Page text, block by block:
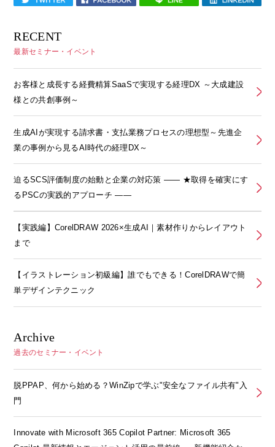
RECENT
最新セミナー・イベント
お客様と成長する経費精算SaaSで実現する経理DX ～大成建設
様との共創事例～
生成AIが実現する請求書・支払業務プロセスの理想型～先進企
業の事例から見るAI時代の経理DX～
迫るSCS評価制度の始動と企業の対応策 ―― ★取得を確実にす
るPSCの実践的アプローチ ――
【実践編】CorelDRAW 2026×生成AI｜素材作りからレイアウト
まで
【イラストレーション初級編】誰でもできる！CorelDRAWで簡
単デザインテクニック
Archive
過去のセミナー・イベント
脱PPAP、何から始める？WinZipで学ぶ"安全なファイル共有"入
門
Innovate with Microsoft 365 Copilot Partner: Microsoft 365